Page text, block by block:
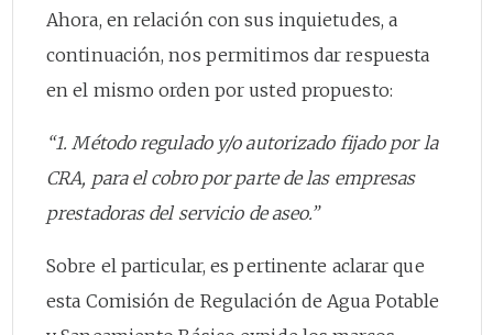
Ahora, en relación con sus inquietudes, a
continuación, nos permitimos dar respuesta
en el mismo orden por usted propuesto:
“1. Método regulado y/o autorizado fijado por la
CRA, para el cobro por parte de las empresas
prestadoras del servicio de aseo.”
Sobre el particular, es pertinente aclarar que
esta Comisión de Regulación de Agua Potable